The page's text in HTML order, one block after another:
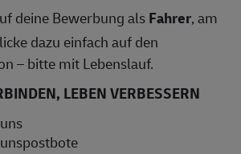
deine Bewerbung alsFahrer, am
dazu einfach auf den
– bitte mit Lebenslauf.
LEBEN VERBESSERN